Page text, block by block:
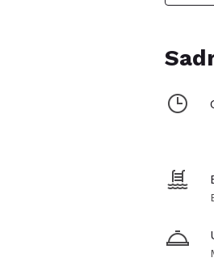
Hotel